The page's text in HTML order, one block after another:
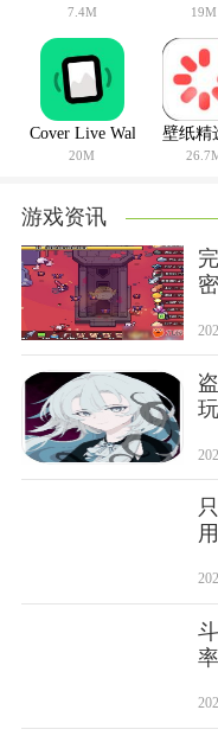
7.4M 19M
Cover Live Wallpaper
20M
壁纸精
游戏资讯